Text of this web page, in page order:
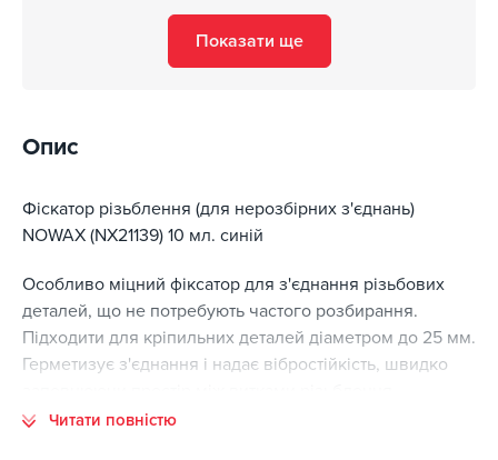
Показати ще
Опис
Фіскатор різьблення (для нерозбірних з'єднань)
NOWAX (NX21139) 10 мл. синій
Особливо міцний фіксатор для з'єднання різьбових
деталей, що не потребують частого розбирання.
Підходити для кріпильних деталей діаметром до 25 мм.
Герметизує з'єднання і надає вібростійкість, швидко
забезпечує деталям міцну зв'язок, запобігає
Читати повністю